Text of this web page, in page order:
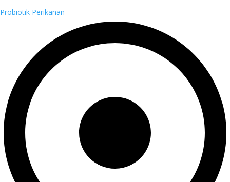
Probiotik Perikanan